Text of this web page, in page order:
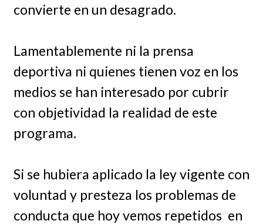
convierte en un desagrado.
Lamentablemente ni la prensa
deportiva ni quienes tienen voz en los
medios se han interesado por cubrir
con objetividad la realidad de este
programa.
Si se hubiera aplicado la ley vigente con
voluntad y presteza los problemas de
conducta que hoy vemos repetidos en